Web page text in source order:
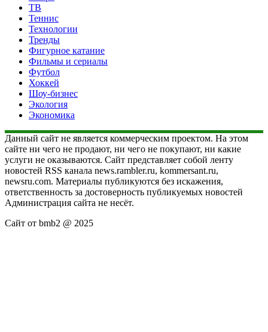
ТВ
Теннис
Технологии
Тренды
Фигурное катание
Фильмы и сериалы
Футбол
Хоккей
Шоу-бизнес
Экология
Экономика
Данный сайт не является коммерческим проектом. На этом
сайте ни чего не продают, ни чего не покупают, ни какие
услуги не оказываются. Сайт представляет собой ленту
новостей RSS канала news.rambler.ru, kommersant.ru,
newsru.com. Материалы публикуются без искажения,
ответственность за достоверность публикуемых новостей
Администрация сайта не несёт.
Сайт от bmb2 @ 2025